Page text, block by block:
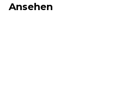
Ansehen